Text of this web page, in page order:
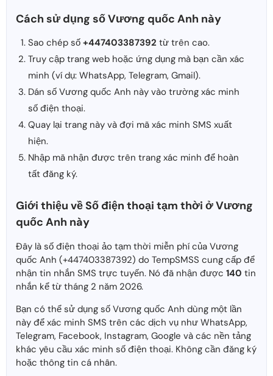
Cách sử dụng số Vương quốc Anh này
Sao chép số +447403387392 từ trên cao.
Truy cập trang web hoặc ứng dụng mà bạn cần xác
minh (ví dụ: WhatsApp, Telegram, Gmail).
Dán số Vương quốc Anh này vào trường xác minh
số điện thoại.
Quay lại trang này và đợi mã xác minh SMS xuất
hiện.
Nhập mã nhận được trên trang xác minh để hoàn
tất đăng ký.
Giới thiệu về Số điện thoại tạm thời ở Vương
quốc Anh này
Đây là số điện thoại ảo tạm thời miễn phí của Vương
quốc Anh (+447403387392) do TempSMSS cung cấp để
nhận tin nhắn SMS trực tuyến. Nó đã nhận được 140 tin
nhắn kể từ tháng 2 năm 2026.
Bạn có thể sử dụng số Vương quốc Anh dùng một lần
này để xác minh SMS trên các dịch vụ như WhatsApp,
Telegram, Facebook, Instagram, Google và các nền tảng
khác yêu cầu xác minh số điện thoại. Không cần đăng ký
hoặc thông tin cá nhân.